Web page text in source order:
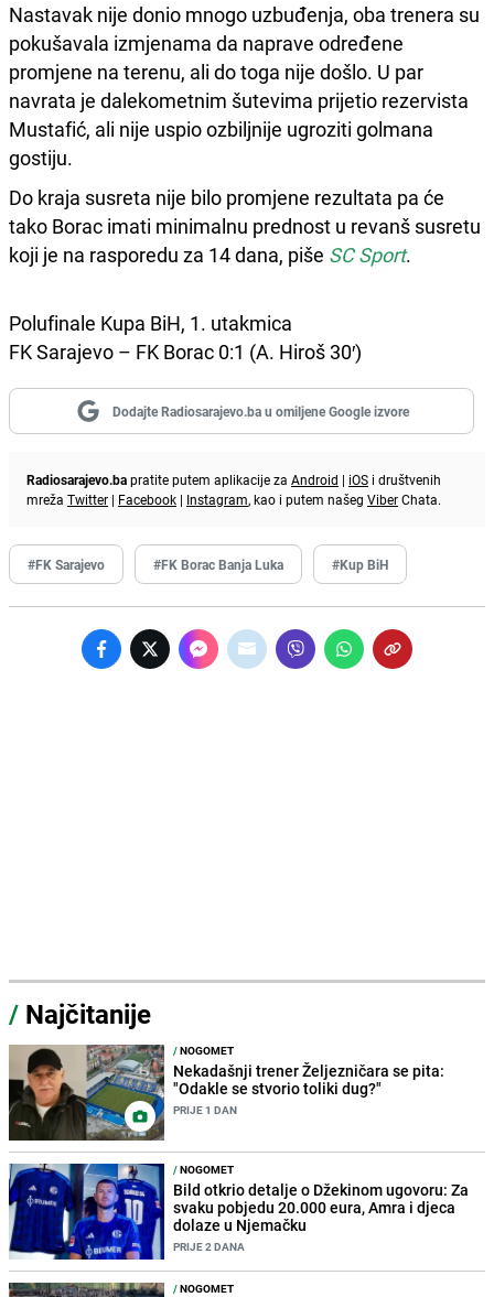
Nastavak nije donio mnogo uzbuđenja, oba trenera su
pokušavala izmjenama da naprave određene
promjene na terenu, ali do toga nije došlo. U par
navrata je dalekometnim šutevima prijetio rezervista
Mustafić, ali nije uspio ozbiljnije ugroziti golmana
gostiju.
Do kraja susreta nije bilo promjene rezultata pa će
tako Borac imati minimalnu prednost u revanš susretu
koji je na rasporedu za 14 dana, piše SC Sport.
Polufinale Kupa BiH, 1. utakmica
FK Sarajevo – FK Borac 0:1 (A. Hiroš 30′)
Dodajte Radiosarajevo.ba u omiljene Google izvore
Radiosarajevo.bapratite putem aplikacije za Android | iOS i društvenih
mreža Twitter | Facebook | Instagram, kao i putem našeg ViberChata.
#FK Sarajevo #FK Borac Banja Luka #Kup BiH
/ Najčitanije
/NOGOMET
Nekadašnji trener Željezničara se pita:
"Odakle se stvorio toliki dug?"
PRIJE 1 DAN
/NOGOMET
Bild otkrio detalje o Džekinom ugovoru: Za
svaku pobjedu 20.000 eura, Amra i djeca
dolaze u Njemačku
PRIJE 2 DANA
/NOGOMET